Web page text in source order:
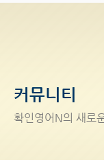
커뮤니티
확인영어 N의 새로